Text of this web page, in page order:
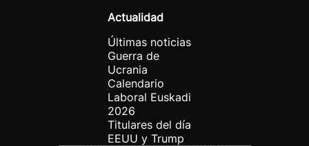
Actualidad
Últimas noticias
Guerra de
Ucrania
Calendario
Laboral Euskadi
2026
Titulares del día
EEUU y Trump